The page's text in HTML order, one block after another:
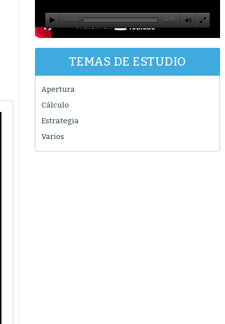
00:00 10:48
TEMAS DE ESTUDIO
Apertura
Cálculo
Estrategia
Varios